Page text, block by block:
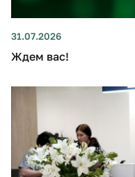
31.07.2026
Ждем вас!